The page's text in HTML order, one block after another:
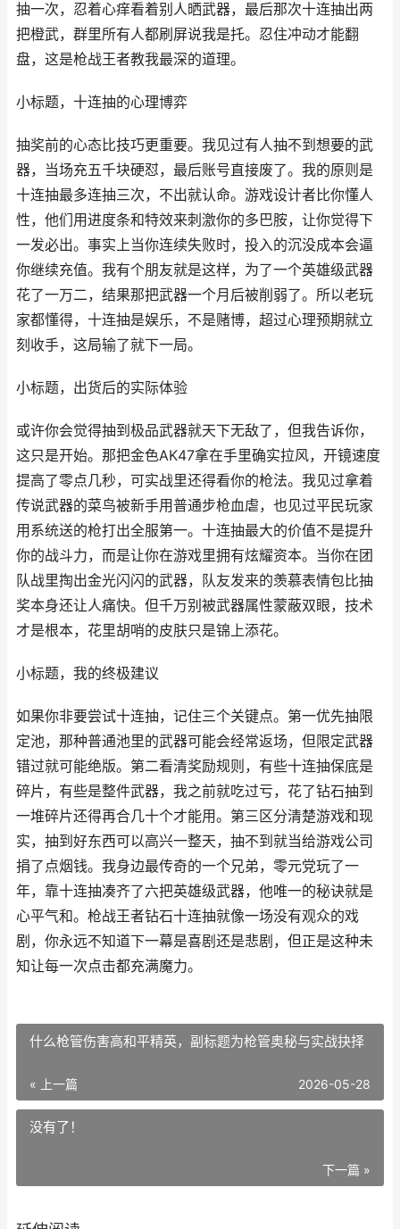
抽一次，忍着心痒看着别人晒武器，最后那次十连抽出两
把橙武，群里所有人都刷屏说我是托。忍住冲动才能翻
盘，这是枪战王者教我最深的道理。
小标题，十连抽的心理博弈
抽奖前的心态比技巧更重要。我见过有人抽不到想要的武
器，当场充五千块硬怼，最后账号直接废了。我的原则是
十连抽最多连抽三次，不出就认命。游戏设计者比你懂人
性，他们用进度条和特效来刺激你的多巴胺，让你觉得下
一发必出。事实上当你连续失败时，投入的沉没成本会逼
你继续充值。我有个朋友就是这样，为了一个英雄级武器
花了一万二，结果那把武器一个月后被削弱了。所以老玩
家都懂得，十连抽是娱乐，不是赌博，超过心理预期就立
刻收手，这局输了就下一局。
小标题，出货后的实际体验
或许你会觉得抽到极品武器就天下无敌了，但我告诉你，
这只是开始。那把金色AK47拿在手里确实拉风，开镜速度
提高了零点几秒，可实战里还得看你的枪法。我见过拿着
传说武器的菜鸟被新手用普通步枪血虐，也见过平民玩家
用系统送的枪打出全服第一。十连抽最大的价值不是提升
你的战斗力，而是让你在游戏里拥有炫耀资本。当你在团
队战里掏出金光闪闪的武器，队友发来的羡慕表情包比抽
奖本身还让人痛快。但千万别被武器属性蒙蔽双眼，技术
才是根本，花里胡哨的皮肤只是锦上添花。
小标题，我的终极建议
如果你非要尝试十连抽，记住三个关键点。第一优先抽限
定池，那种普通池里的武器可能会经常返场，但限定武器
错过就可能绝版。第二看清奖励规则，有些十连抽保底是
碎片，有些是整件武器，我之前就吃过亏，花了钻石抽到
一堆碎片还得再合几十个才能用。第三区分清楚游戏和现
实，抽到好东西可以高兴一整天，抽不到就当给游戏公司
捐了点烟钱。我身边最传奇的一个兄弟，零元党玩了一
年，靠十连抽凑齐了六把英雄级武器，他唯一的秘诀就是
心平气和。枪战王者钻石十连抽就像一场没有观众的戏
剧，你永远不知道下一幕是喜剧还是悲剧，但正是这种未
知让每一次点击都充满魔力。
什么枪管伤害高和平精英，副标题为枪管奥秘与实战抉择
« 上一篇 2026-05-28
没有了！
下一篇 »